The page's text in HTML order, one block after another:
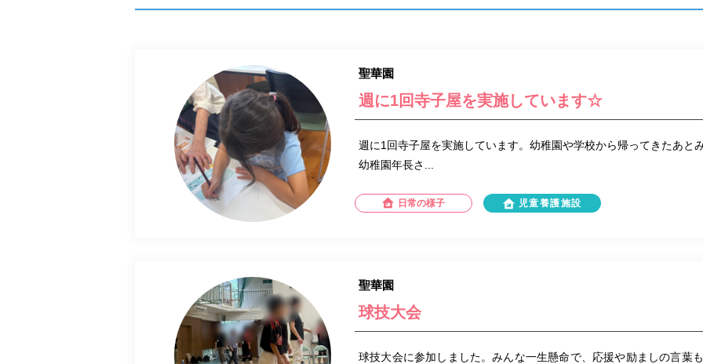
聖華園
週に1回寺子屋を実施しています☆
週に1回寺子屋を実施しています。幼稚園や学校から帰ってきたあと
幼稚園年長さ...
日常の様子 児童養護施設
聖華園
球技大会
球技大会に参加しました。みんな一生懸命で、応援や励ましの言葉